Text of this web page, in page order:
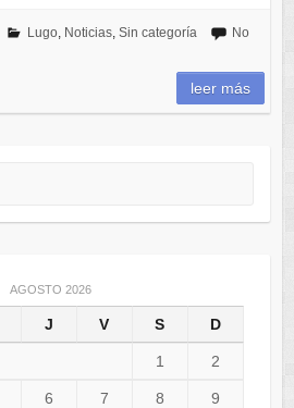
Lugo, Noticias, Sin categoría
No
leer más
AGOSTO 2026
J V S D
1 2
6 7 8 9